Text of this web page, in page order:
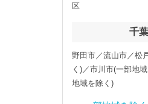
区
千
野田市／流山市／松
く)／市川市(一部地
地域を除く)